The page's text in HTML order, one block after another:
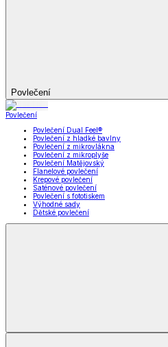
Povlečení
Povlečení
Povlečení Dual Feel®
Povlečení z hladké bavlny
Povlečení z mikrovlákna
Povlečení z mikroplyše
Povlečení Matějovský
Flanelové povlečení
Krepové povlečení
Saténové povlečení
Povlečení s fototiskem
Výhodné sady
Dětské povlečení